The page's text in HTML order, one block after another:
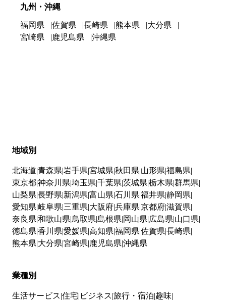
九州・沖縄
福岡県 佐賀県 長崎県 熊本県
大分県
宮崎県
鹿児島県 沖縄県
地域別
北海道 青森県 岩手県 宮城県 秋田県 山形県 福島県
東京都神奈川県 埼玉県 千葉県 茨城県 栃木県 群馬県
山梨県 長野県 新潟県 富山県 石川県 福井県 静岡県
愛知県 岐阜県 三重県 大阪府兵庫県 京都府滋賀県
奈良県 和歌山県 鳥取県 島根県 岡山県 広島県 山口県
徳島県 香川県 愛媛県 高知県 福岡県 佐賀県 長崎県
熊本県 大分県 宮崎県 鹿児島県 沖縄県
業種別
生活サービス 住宅 ビジネス 旅行・宿泊 趣味